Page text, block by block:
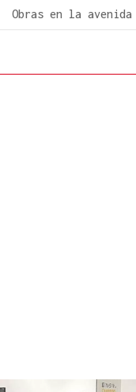
Obras en la